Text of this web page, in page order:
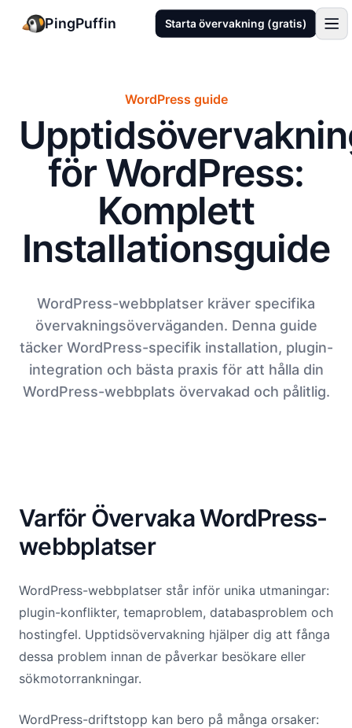
PingPuffin Starta övervakning (gratis)
WordPress guide
för WordPress:
Komplett
Installationsguide
WordPress-webbplatser kräver specifika
övervakningsöverväganden. Denna guide
täcker WordPress-specifik installation, plugin-
integration och bästa praxis för att hålla din
WordPress-webbplats övervakad och pålitlig.
Varför Övervaka WordPress-
webbplatser
WordPress-webbplatser står inför unika utmaningar:
plugin-konflikter, temaproblem, databasproblem och
hostingfel. Upptidsövervakning hjälper dig att fånga
dessa problem innan de påverkar besökare eller
sökmotorrankningar.
WordPress-driftstopp kan bero på många orsaker: